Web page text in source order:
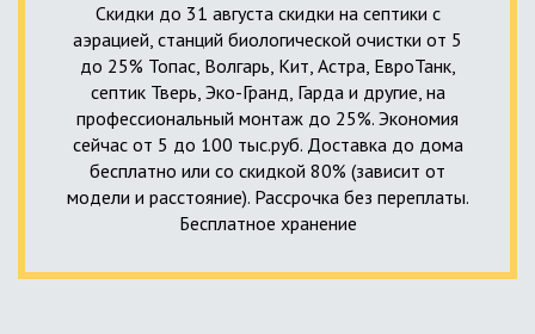
Скидки до 31 августа скидки на септики с
аэрацией, станций биологической очистки от 5
до 25% Топас, Волгарь, Кит, Астра, ЕвроТанк,
септик Тверь, Эко-Гранд, Гарда и другие, на
профессиональный монтаж до 25%. Экономия
сейчас от 5 до 100 тыс.руб. Доставка до дома
бесплатно или со скидкой 80% (зависит от
модели и расстояние). Рассрочка без переплаты.
Бесплатное хранение